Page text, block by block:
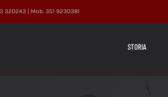
320243 | Mob. 351 9230381
STORIA